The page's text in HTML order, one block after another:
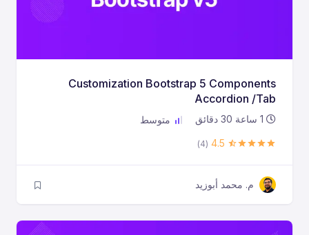
Customization Bootstrap 5 Components
Accordion /Tab
1 ساعة 30 دقائق
متوسط
4.5
(4)
م. محمد أبوزيد